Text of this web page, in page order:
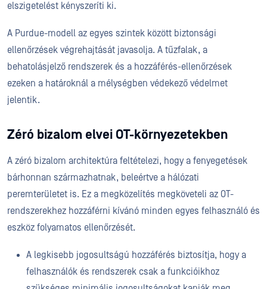
elszigetelést kényszeríti ki.
A Purdue-modell az egyes szintek között biztonsági
ellenőrzések végrehajtását javasolja. A tűzfalak, a
behatolásjelző rendszerek és a hozzáférés-ellenőrzések
ezeken a határoknál a mélységben védekező védelmet
jelentik.
Zéró bizalom elvei OT-környezetekben
A zéró bizalom architektúra feltételezi, hogy a fenyegetések
bárhonnan származhatnak, beleértve a hálózati
peremterületet is. Ez a megközelítés megköveteli az OT-
rendszerekhez hozzáférni kívánó minden egyes felhasználó és
eszköz folyamatos ellenőrzését.
A legkisebb jogosultságú hozzáférés biztosítja, hogy a
felhasználók és rendszerek csak a funkcióikhoz